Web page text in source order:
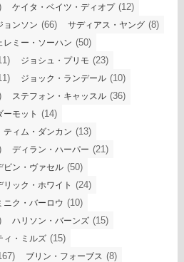
ケイタ・ベイツ・ディオプ(12)
ョンソン (66) サディアス・ヤング (8)
レミー・ソーハン (50)
ジョシュ・プリモ (23)
ジョック・ランデール (10)
ステフォン・キャッスル (36)
ーモット (14)
ティム・ダンカン (13)
ディラン・ハーパー (21)
ビン・ヴァセル (50)
リック・ホワイト (24)
ニク・バーロウ (10)
ハリソン・バーンズ (15)
ィ・ミルズ (15)
ブリン・フォーブス (8)